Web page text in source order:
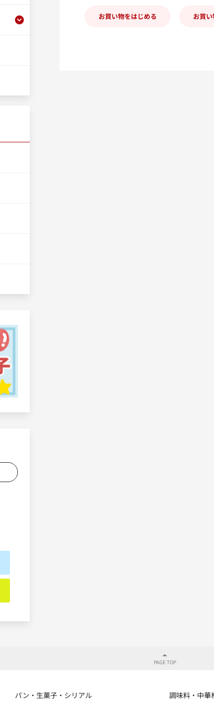
お買い物をはじめる お買
パン・生菓子・シリアル 調味料・中華